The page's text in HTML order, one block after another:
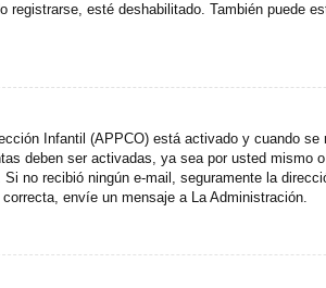
esté deshabilitado. También puede
Infantil (APPCO) está activado y cuando se
deben ser activadas, ya sea por usted mismo
recibió ningún e-mail, seguramente la
envíe un mensaje a La Administración.